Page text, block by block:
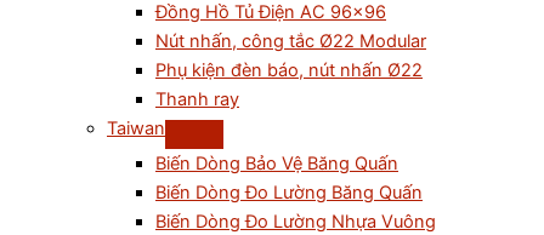
Đồng Hồ Tủ Điện AC 96×96
Nút nhấn, công tắc Ø22 Modular
Phụ kiện đèn báo, nút nhấn Ø22
Thanh ray
Taiwan
Biến Dòng Bảo Vệ Băng Quấn
Biến Dòng Đo Lường Băng Quấn
Biến Dòng Đo Lường Nhựa Vuông